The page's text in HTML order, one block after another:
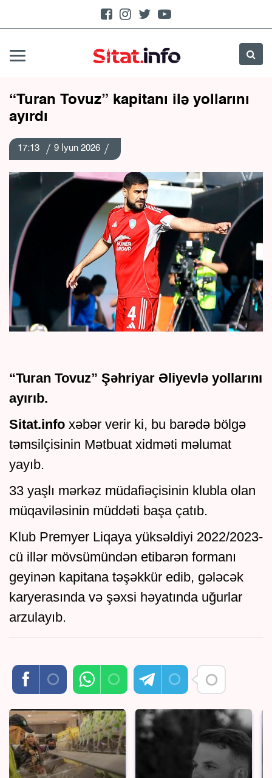
“Turan Tovuz” kapitanı ilə yollarını
ayırdı
17:13 9 İyun 2026
“Turan Tovuz” Şəhriyar Əliyevlə yollarını
ayırıb.
Sitat.info xəbər verir ki, bu barədə bölgə
təmsilçisinin Mətbuat xidməti məlumat
yayıb.
33 yaşlı mərkəz müdafiəçisinin klubla olan
müqaviləsinin müddəti başa çatıb.
Klub Premyer Liqaya yüksəldiyi 2022/2023-
cü illər mövsümündən etibarən formanı
geyinən kapitana təşəkkür edib, gələcək
karyerasında və şəxsi həyatında uğurlar
arzulayıb.